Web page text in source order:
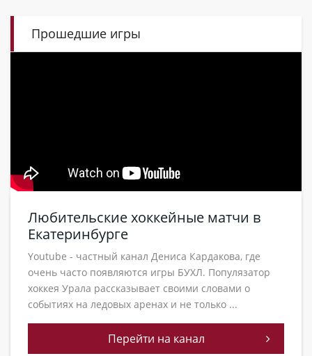
Прошедшие игры
Любительские хоккейные матчи в
Екатеринбурге
Youtube - частный канал Дениса Кардакова, где
очень часто появляются игры БУХЛ. Популязатор
хоккея Урала рассказывает своими словами о
событиях на ледовых аренах и не только ...
Перейти на канал